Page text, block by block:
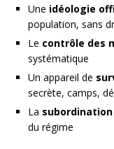
Une idéologie
population, sans
Le contrôle des
systématique
Un appareil de
secrète, camps,
La subordination
du régime